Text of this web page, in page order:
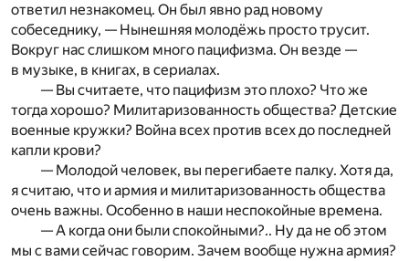
ответил незнакомец. Он был явно рад новому
собеседнику, — Нынешняя молодёжь просто трусит.
Вокруг нас слишком много пацифизма. Он везде —
в музыке, в книгах, в сериалах.
— Вы считаете, что пацифизм это плохо? Что же
тогда хорошо? Милитаризованность общества? Детские
военные кружки? Война всех против всех до последней
капли крови?
— Молодой человек, вы перегибаете палку. Хотя да,
я считаю, что и армия и милитаризованность общества
очень важны. Особенно в наши неспокойные времена.
— А когда они были спокойными?.. Ну да не об этом
мы с вами сейчас говорим. Зачем вообще нужна армия?